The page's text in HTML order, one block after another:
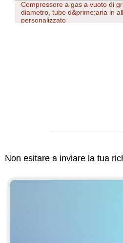
Compressore a gas a vuoto di
diametro, tubo d&prime;aria in
personalizzato
Non esitare a inviare la tua